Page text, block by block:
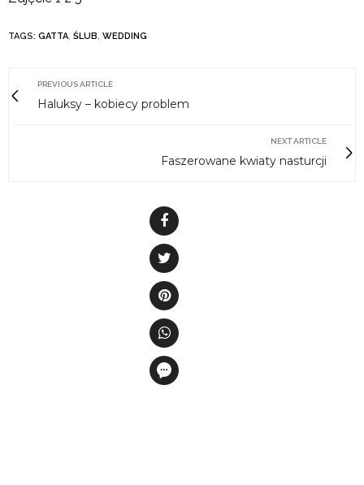
TAGS: GATTA ŚLUB WEDDING
PREVIOUS ARTICLE
Haluksy – kobiecy problem
NEXT ARTICLE
Faszerowane kwiaty nasturcji